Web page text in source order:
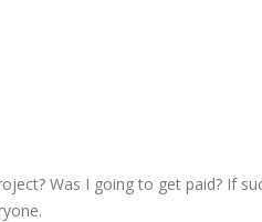
Was I going to get paid? If